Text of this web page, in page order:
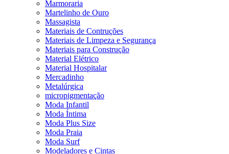
Marmoraria
Martelinho de Ouro
Massagista
Materiais de Contruções
Materiais de Limpeza e Segurança
Materiais para Construção
Material Elétrico
Material Hospitalar
Mercadinho
Metalúrgica
micropigmentação
Moda Infantil
Moda Íntima
Moda Plus Size
Moda Praia
Moda Surf
Modeladores e Cintas